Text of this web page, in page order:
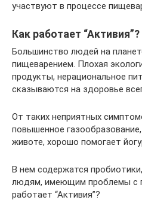
участвуют в процессе
Как работает “Активия”?
Большинство людей на
пищеварением. Плохая
продукты, нерациональное
сказываются на здоровье
От таких неприятных
повышенное
животе, хорошо помогает
В нем содержатся
людям, имеющим проблемы с
работает “Активия”?